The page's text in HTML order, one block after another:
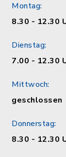
Montag:
8.30 - 12.30
Dienstag:
7.00 - 12.30
Mittwoch:
geschlossen
Donnerstag:
8.30 - 12.30